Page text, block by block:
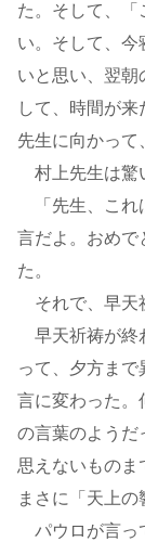
た。そして、「
い。そして、今
いと思い、翌朝
して、時間が
先生に向かって
村上先生は驚
「先生、これ
言だよ。おめで
た。
それで、早天
早天祈祷が終
って、夕方ま
言に変わった。
の言葉のようだ
思えないものま
まさに「天上の
パウロが言っ